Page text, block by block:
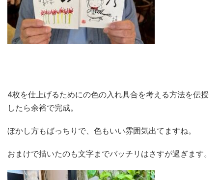
4枚を仕上げるためにの色の入れ具合を考える方法を伝授
したら余裕で完成。
ぼかし方もばっちりで、色もいい雰囲気出てますね。
おまけで描いたのも文字までバッチリはさすが過ぎます。